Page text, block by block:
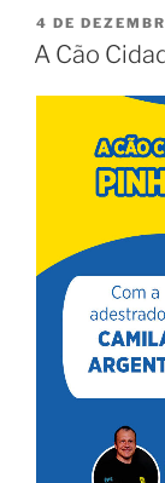
4 DE
A Cão